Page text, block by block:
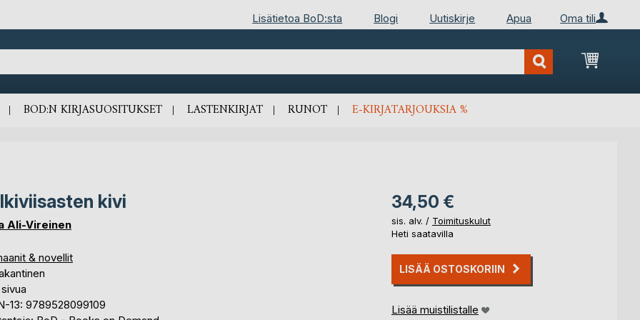
Oma tili
Lisätietoa BoD:sta Blogi Uutiskirje Apua
BOD:N KIRJASUOSITUKSET LASTENKIRJAT RUNOT E-KIRJATARJOUKSIA %
kivi
Ali-Vireinen
& novellit
13: 9789528099109
34,50 €
sis. alv. / Toimituskulut
Heti saatavilla
LISÄÄ OSTOSKORIIN
Lisää muistilistalle